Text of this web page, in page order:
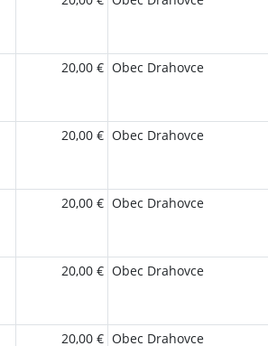
20,00 € Obec Drahovce
20,00 € Obec Drahovce
20,00 € Obec Drahovce
20,00 € Obec Drahovce
20,00 € Obec Drahovce